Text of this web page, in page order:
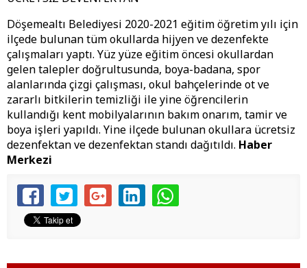
Döşemealtı Belediyesi 2020-2021 eğitim öğretim yılı için
ilçede bulunan tüm okullarda hijyen ve dezenfekte
çalışmaları yaptı. Yüz yüze eğitim öncesi okullardan
gelen talepler doğrultusunda, boya-badana, spor
alanlarında çizgi çalışması, okul bahçelerinde ot ve
zararlı bitkilerin temizliği ile yine öğrencilerin
kullandığı kent mobilyalarının bakım onarım, tamir ve
boya işleri yapıldı. Yine ilçede bulunan okullara ücretsiz
dezenfektan ve dezenfektan standı dağıtıldı. Haber
Merkezi